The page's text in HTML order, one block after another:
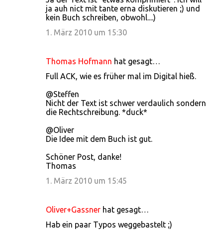
ja auh nict mit tante erna diskutieren ;) und
kein Buch schreiben, obwohl....)
1. März 2010 um 15:30
Thomas Hofmann hat gesagt…
Full ACK, wie es früher mal im Digital hieß.
@Steffen
Nicht der Text ist schwer verdaulich sondern
die Rechtschreibung. *duck*
@Oliver
Die Idee mit dem Buch ist gut.
Schöner Post, danke!
Thomas
1. März 2010 um 15:45
Oliver+Gassner hat gesagt…
Hab ein paar Typos weggebastelt ;)